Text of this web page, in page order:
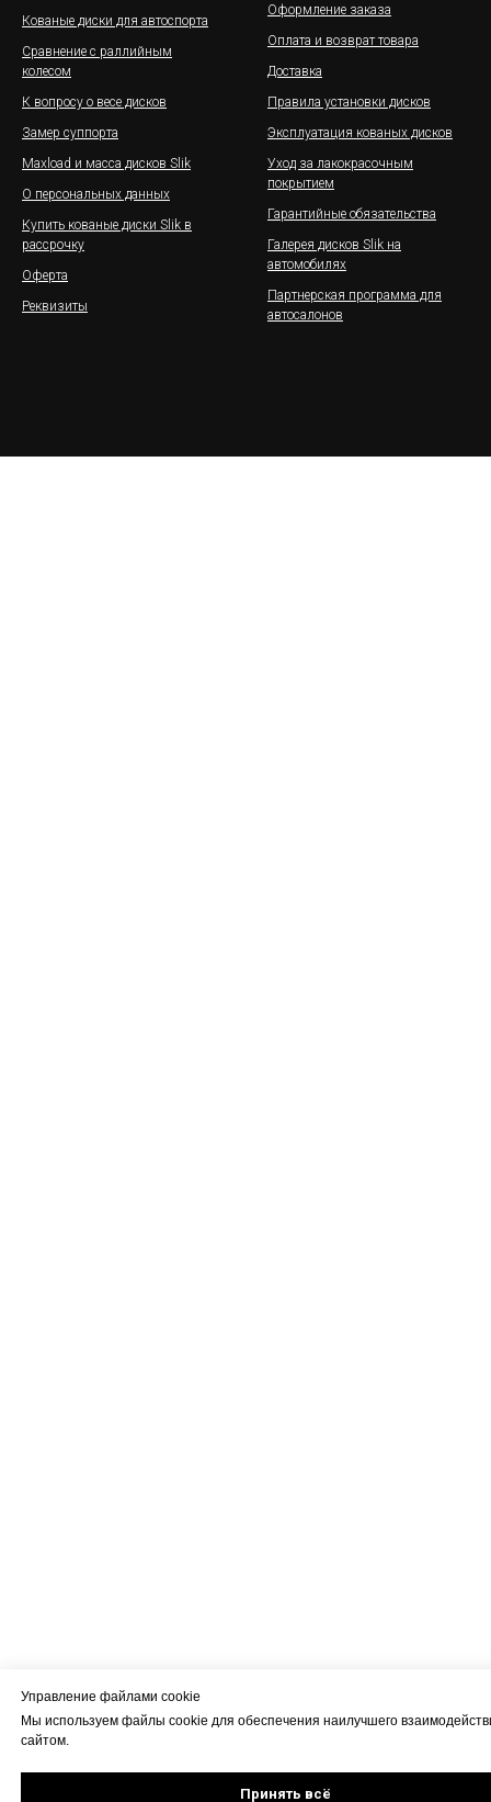
Управление файлами cookie
Мы используем файлы cookie для обеспечения наилучшего
сайтом.
Принять всё
Кованые диски для автоспорта
Сравнение с раллийным
колесом
К вопросу о весе дисков
Замер суппорта
Maxload и масса дисков Slik
О персональных данных
Купить кованые диски Slik в
рассрочку
Оферта
Реквизиты
Оформление заказа
Оплата и возврат товара
Доставка
Правила установки дисков
Эксплуатация кованых дисков
Уход за лакокрасочным
покрытием
Гарантийные обязательства
Галерея дисков Slik на
автомобилях
Партнерская программа для
автосалонов